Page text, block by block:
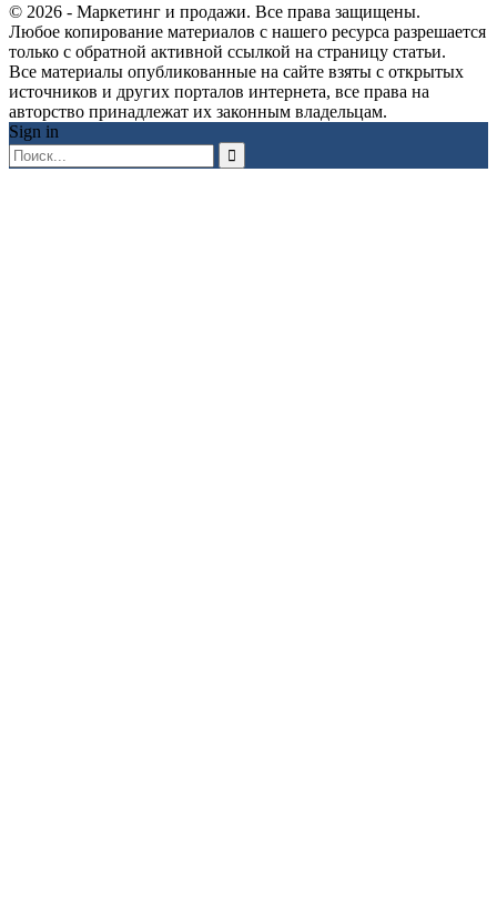
© 2026 - Маркетинг и продажи. Все права защищены.
Любое копирование материалов с нашего ресурса разрешается
только с обратной активной ссылкой на страницу статьи.
Все материалы опубликованные на сайте взяты с открытых
источников и других порталов интернета, все права на
авторство принадлежат их законным владельцам.
Sign in